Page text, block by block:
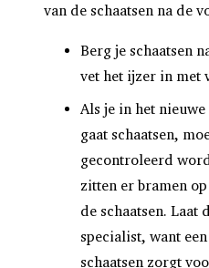
van de schaatsen na de
Berg je schaatsen
vet het ijzer in met
Als je in het
gaat schaatsen,
gecontroleerd
zitten er bramen
de schaatsen. Laat
specialist, want
schaatsen zorgt